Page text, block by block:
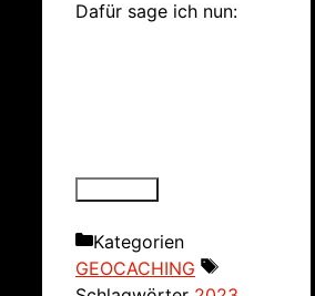
Dafür sage ich nun:
Kategorien
GEOCACHING